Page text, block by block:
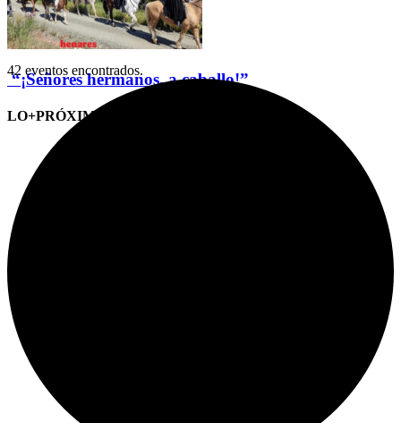
“¡Señores hermanos, a caballo!”
LO+PRÓXIMO (CITAS)
42 eventos encontrados.